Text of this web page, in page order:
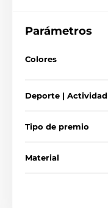
Parámetros
Colores
Deporte | Actividad
Tipo de premio
Material